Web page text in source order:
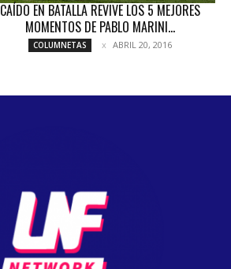
CAÍDO EN BATALLA REVIVE LOS 5 MEJORES
MOMENTOS DE PABLO MARINI...
COLUMNETAS ABRIL 20, 2016